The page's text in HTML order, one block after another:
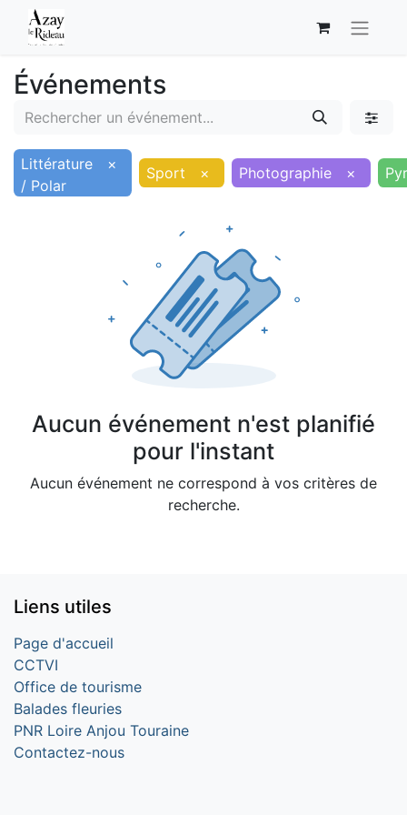
Événements
Littérature
/ Polar
× Sport × Photographie ×
Aucun événement n'est planifié
pour l'instant
Aucun événement ne correspond à vos critères de
recherche.
Liens utiles
Page d'accueil
CCTVI
Office de tourisme
Balades fleuries
PNR Loire Anjou Touraine
Contactez-nous